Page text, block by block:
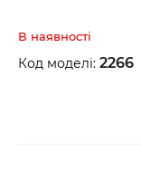
В наявності
Код моделі: 2266